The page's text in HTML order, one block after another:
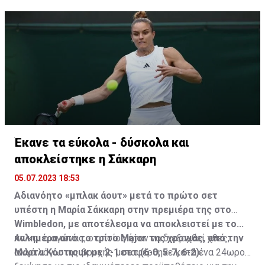
πόιντ. Δεν τα κατάφερε, όμως αμέσως μετά απάντησε
με νέο μπρέικ στο σερβίς του Τιμ και με 10-8
Έκανε τα εύκολα - δύσκολα και
αποκλείστηκε η Σάκκαρη
05.07.2023 18:53
Αδιανόητο «μπλακ άουτ» μετά το πρώτο σετ
υπέστη η Μαρία Σάκκαρη στην πρεμιέρα της στο
Wimbledon, με αποτέλεσμα να αποκλειστεί με το...
καλημέρα από το τρίτο Major της χρονιάς, από την
Μάρτα Κόστιουκ με 2-1 σετ (6-0, 5-7, 6-2).
Αν και ο αγώνας, ο οποίος ήταν να διεξαχθεί χθες,
αλλά λόγω της βροχής μεταφέρθηκε κατά ένα 24ωρο,